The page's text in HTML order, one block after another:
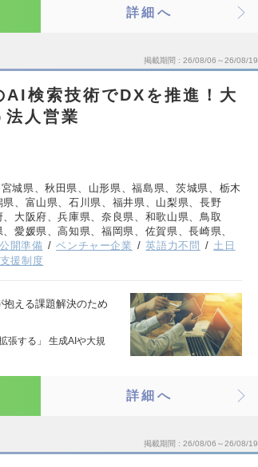
詳細へ
掲載期間 26/08/06～26/08/19
AI検索技術でDXを推進！大
人営業
城県、秋田県、山形県、福島県、茨城県、栃木
、富山県、石川県、福井県、山梨県、長野
大阪府、兵庫県、奈良県、和歌山県、鳥取
愛媛県、高知県、福岡県、佐賀県、長崎県、
開準備 ベンチャー企業 英語力不問
土日
援制度
える課題解決のため
張する」 生成AIや大規
詳細へ
掲載期間 26/08/06～26/08/19